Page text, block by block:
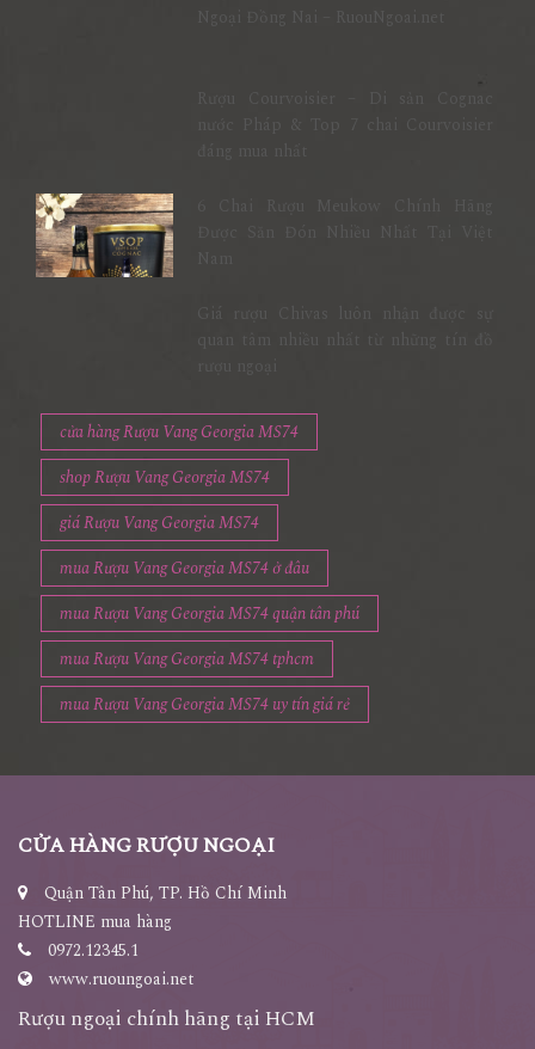
Giá rượu Chivas luôn nhận được sự
quan tâm nhiều nhất từ những tín đồ
cửa hàng Rượu Vang Georgia MS74
shop Rượu Vang Georgia MS74
giá Rượu Vang Georgia MS74
mua Rượu Vang Georgia MS74 ở đâu
mua Rượu Vang Georgia MS74 quận tân phú
mua Rượu Vang Georgia MS74 tphcm
mua Rượu Vang Georgia MS74 uy tín giá rẻ
CỬA HÀNG RƯỢU NGOẠI
Quận Tân Phú, TP. Hồ Chí Minh
HOTLINE mua hàng
0972.12345.1
www.ruoungoai.net
Rượu ngoại chính hãng tại HCM